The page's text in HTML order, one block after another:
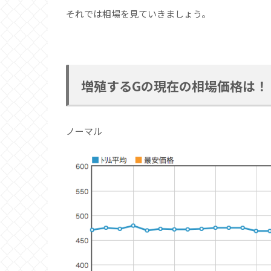
それでは相場を見ていきましょう。
増殖するGの現在の相場価格は
ノーマル